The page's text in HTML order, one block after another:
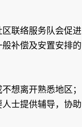
联络服务队会促进
补偿及安置安排的
想离开熟悉地区；
士提供辅导，协助